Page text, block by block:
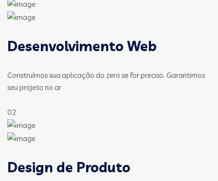
Desenvolvimento Web
Construímos sua aplicação do zero se for preciso. Garantimos
seu projeto no ar
02
Design de Produto